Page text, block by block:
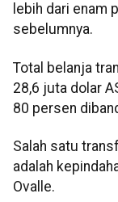
lebih dari enam
sebelumnya.
Total belanja
28,6 juta dolar
80 persen
Salah satu
adalah
Ovalle.